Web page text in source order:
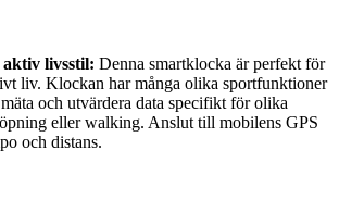
livsstil: Denna smartklocka är perfekt för
liv. Klockan har många olika sportfunktioner
och utvärdera data specifikt för olika
eller walking. Anslut till mobilens GPS
och distans.